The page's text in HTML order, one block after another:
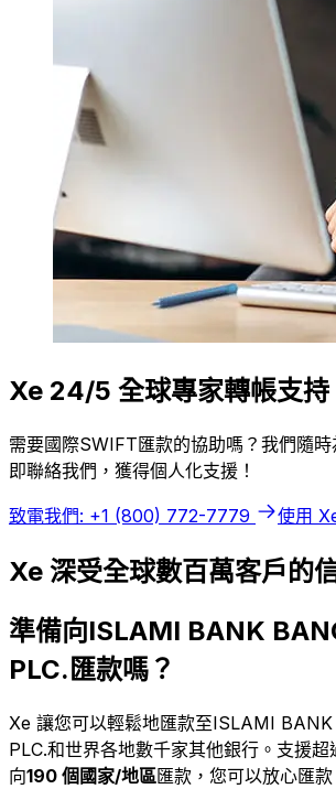
Xe 24/5 全球專家轉帳支持
需要國際SWIFT匯款的協助嗎？我們隨
即聯絡我們，獲得個人化支援！
致電我們: +1 (800) 772-7779 使用
Xe 深受全球數百萬客戶的
準備向ISLAMI BANK
PLC.匯款嗎？
Xe 讓您可以輕鬆地匯款至ISLAMI
PLC.和世界各地數千家其他銀行。支援超
向190 個國家/地區匯款，您可以放心匯款